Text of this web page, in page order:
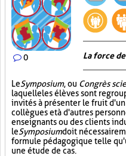
0 La force
LeSymposium, ou Congrès
laquelle les élèves sont
invités à présenter le fruit
collègues et à d'autres
enseignants ou des clients
leSymposiumdoit
formule pédagogique telle
une étude de cas.